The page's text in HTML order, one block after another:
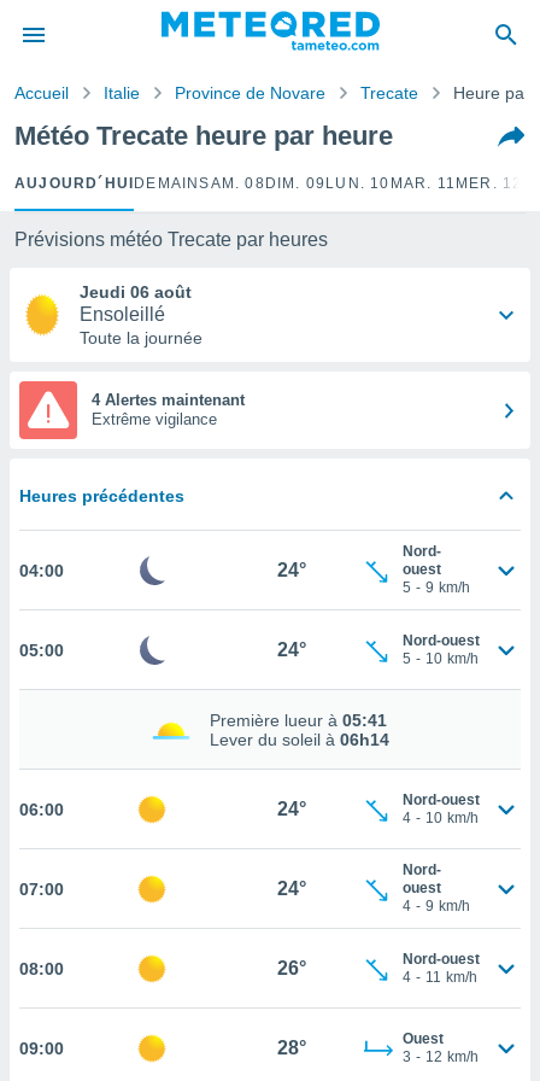
de
a
et
par le
de
et
ET
Accueil Italie Province de Novare Trecate Heure par
Météo Trecate heure par heure
AUJOURD´HUI DEMAINSAM. 08 DIM. 09 LUN. 10 MAR. 11 MER. 12
Prévisions météo Trecate par heures
Jeudi 06 août
Ensoleillé
Toute la journée
4 Alertes maintenant
Extrême vigilance
Heures précédentes
04:00 24°
Nord-
ouest
5 - 9 km/h
05:00 24°
Nord-ouest
5 - 10 km/h
Première lueur à 05:41
Lever du soleil à 06h14
06:00 24°
Nord-ouest
4 - 10 km/h
07:00 24°
Nord-
ouest
4 - 9 km/h
08:00 26°
Nord-ouest
4 - 11 km/h
09:00 28°
Ouest
3 - 12 km/h